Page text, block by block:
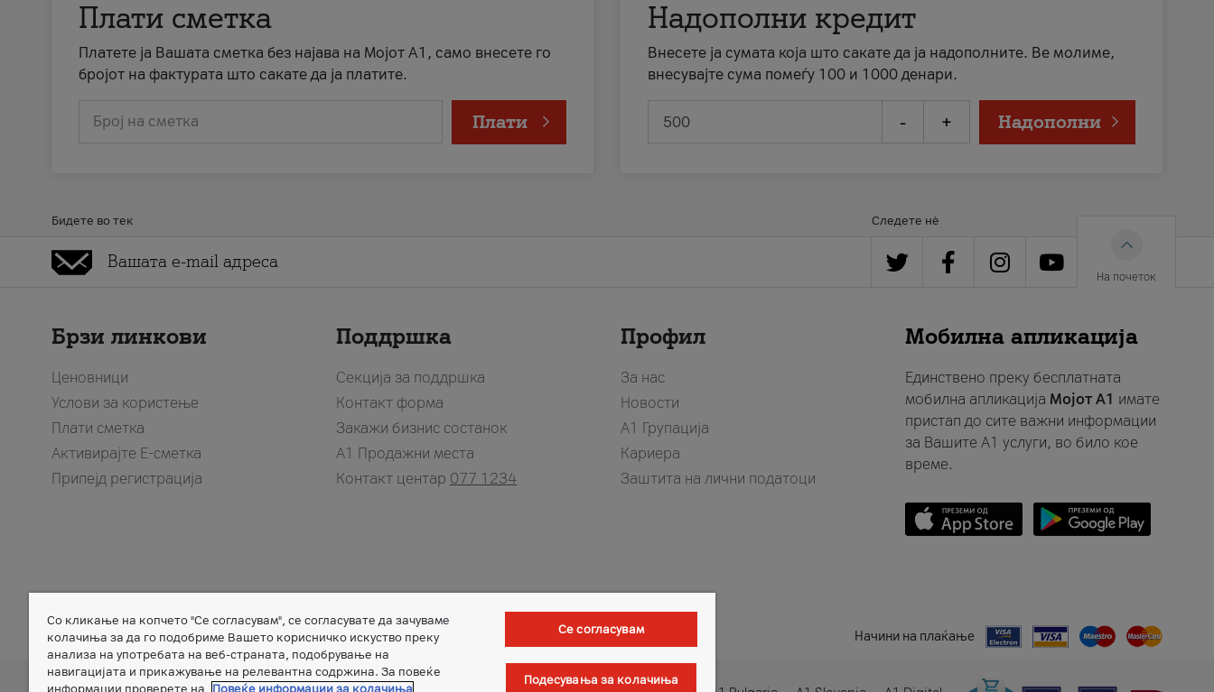
Плати сметка
Платете ја Вашата сметка без најава на Мојот А1, само внесете го
бројот на фактурата што сакате да ја платите.
Број на сметка Плати
Надополни кредит
Внесете ја сумата која што сакате да ја надополните. Ве молиме,
внесувајте сума помеѓу 100 и 1000 денари.
- + Надополни
Бидете во тек Следете нè
На почеток
Брзи линкови
Ценовници
Услови за користење
Плати сметка
Активирајте Е-сметка
Припејд регистрација
Поддршка
Секција за поддршка
Контакт форма
Закажи бизнис состанок
A1 Продажни места
Контакт центар 077 1234
Профил
За нас
Новости
А1 Групација
Кариера
Заштита на лични податоци
Мобилна апликација
Единствено преку бесплатната
мобилна апликација Мојот A1 имате
пристап до сите важни информации
за Вашите A1 услуги, во било кое
време.
Member of Начини на плаќање
Со кликање на копчето "Се согласувам", се согласувате да зачуваме
колачиња за да го подобриме Вашето корисничко искуство преку
анализа на употребата на веб-страната, подобрување на
навигацијата и прикажување на релевантна содржина. За повеќе
информации проверете на
Повеќе информации за колачиња
Се согласувам
Подесувања за колачиња